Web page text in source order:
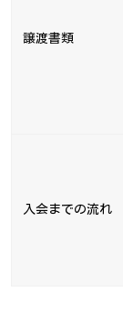
譲渡書類
入会までの流れ